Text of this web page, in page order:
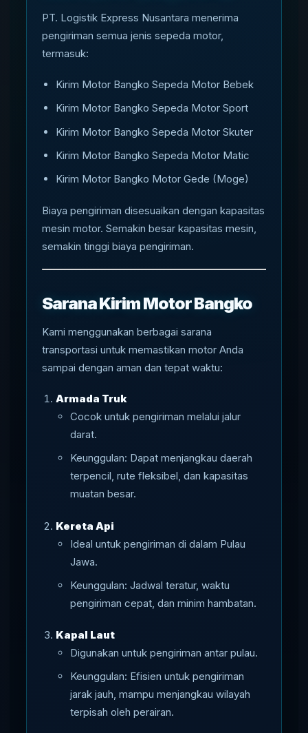
PT. Logistik Express Nusantara menerima
pengiriman semua jenis sepeda motor,
termasuk:
Kirim Motor Bangko Sepeda Motor Bebek
Kirim Motor Bangko Sepeda Motor Sport
Kirim Motor Bangko Sepeda Motor Skuter
Kirim Motor Bangko Sepeda Motor Matic
Kirim Motor Bangko Motor Gede (Moge)
Biaya pengiriman disesuaikan dengan kapasitas
mesin motor. Semakin besar kapasitas mesin,
semakin tinggi biaya pengiriman.
Sarana Kirim Motor Bangko
Kami menggunakan berbagai sarana
transportasi untuk memastikan motor Anda
sampai dengan aman dan tepat waktu:
Armada Truk
Cocok untuk pengiriman melalui jalur
darat.
Keunggulan: Dapat menjangkau daerah
terpencil, rute fleksibel, dan kapasitas
muatan besar.
Kereta Api
Ideal untuk pengiriman di dalam Pulau
Jawa.
Keunggulan: Jadwal teratur, waktu
pengiriman cepat, dan minim hambatan.
Kapal Laut
Digunakan untuk pengiriman antar pulau.
Keunggulan: Efisien untuk pengiriman
jarak jauh, mampu menjangkau wilayah
terpisah oleh perairan.